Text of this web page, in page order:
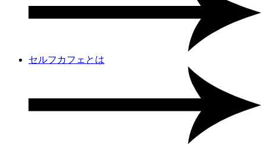
セルフカフェとは